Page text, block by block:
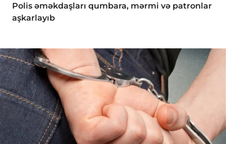
Polis əməkdaşları qumbara, mərmi və patronlar
aşkarlayıb